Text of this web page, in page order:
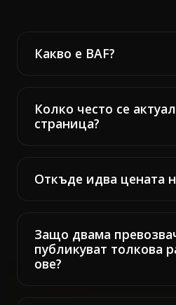
Какво е BAF?
Колко често се
страница?
Откъде идва цената
Защо двама
публикуват толкова
ове?